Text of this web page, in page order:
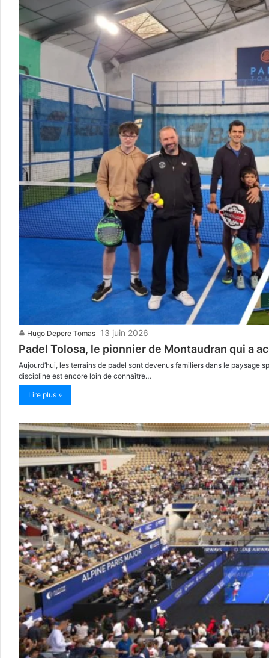
Hugo Depere Tomas 13 juin 2026
Padel Tolosa, le pionnier de Montaudran qui a
Aujourd’hui, les terrains de padel sont devenus familiers dans le paysage
discipline est encore loin de connaître…
Lire plus »